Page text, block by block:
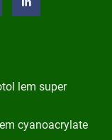
lem super
cyanoacrylate